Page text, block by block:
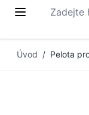
Zadejte
Úvod / Pelota